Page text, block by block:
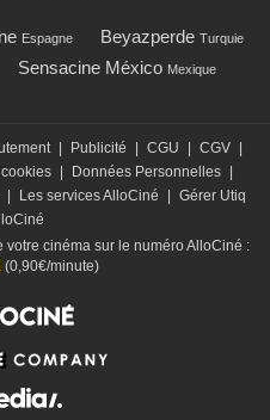
Espagne Beyazperde Turquie
Sensacine México Mexique
Publicité CGU CGV
Données Personnelles
Les services AlloCiné
Gérer Utiq
votre cinéma sur le numéro AlloCiné :
(0,90€/minute)